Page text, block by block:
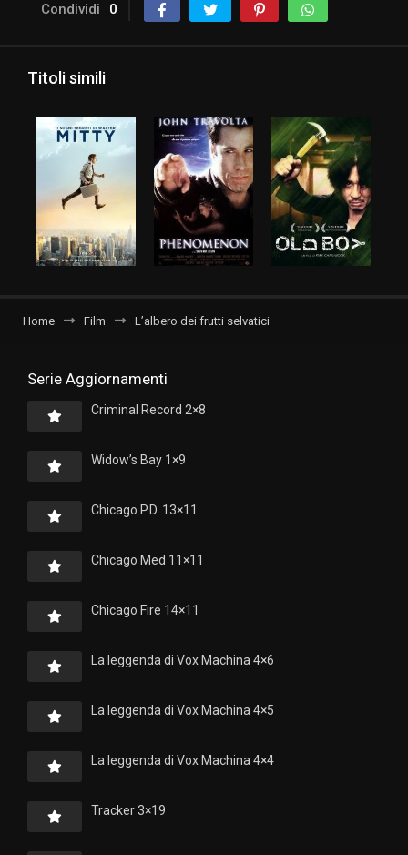
Condividi 0
Titoli simili
Home Film L’albero dei frutti selvatici
Serie Aggiornamenti
Criminal Record 2×8
Widow’s Bay 1×9
Chicago P.D. 13×11
Chicago Med 11×11
Chicago Fire 14×11
La leggenda di Vox Machina 4×6
La leggenda di Vox Machina 4×5
La leggenda di Vox Machina 4×4
Tracker 3×19